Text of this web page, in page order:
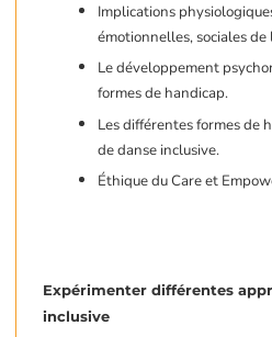
Implications
émotionnelles, sociales de
Le développement
formes de handicap.
Les différentes formes de
de danse inclusive.
Éthique du Care et
Expérimenter différentes
inclusive